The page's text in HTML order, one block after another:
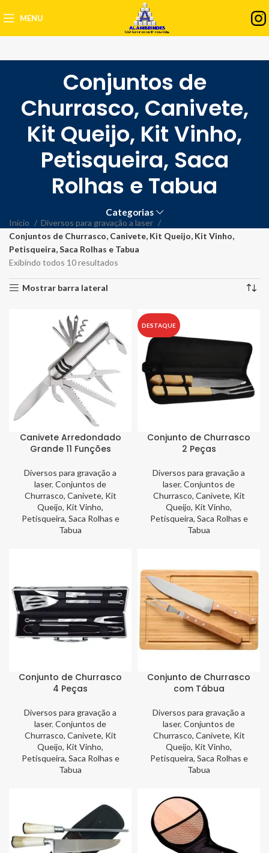
MENU
Conjuntos de
Churrasco, Canivete,
Kit Queijo, Kit Vinho,
Petisqueira, Saca
Rolhas e Tabua
Categorias
Início
Diversos para gravação a laser
Conjuntos de Churrasco, Canivete, Kit Queijo, Kit Vinho,
Petisqueira, Saca Rolhas e Tabua
Exibindo todos 10 resultados
Mostrar barra lateral
Canivete Arredondado
Grande 11 Funções
Diversos para gravação a
laser, Conjuntos de
Churrasco, Canivete, Kit
Queijo, Kit Vinho,
Petisqueira, Saca Rolhas e
Tabua
DESTAQUE
Conjunto de Churrasco
2 Peças
Diversos para gravação a
laser, Conjuntos de
Churrasco, Canivete, Kit
Queijo, Kit Vinho,
Petisqueira, Saca Rolhas e
Tabua
Conjunto de Churrasco
4 Peças
Diversos para gravação a
laser, Conjuntos de
Churrasco, Canivete, Kit
Queijo, Kit Vinho,
Petisqueira, Saca Rolhas e
Tabua
Conjunto de Churrasco
com Tábua
Diversos para gravação a
laser, Conjuntos de
Churrasco, Canivete, Kit
Queijo, Kit Vinho,
Petisqueira, Saca Rolhas e
Tabua